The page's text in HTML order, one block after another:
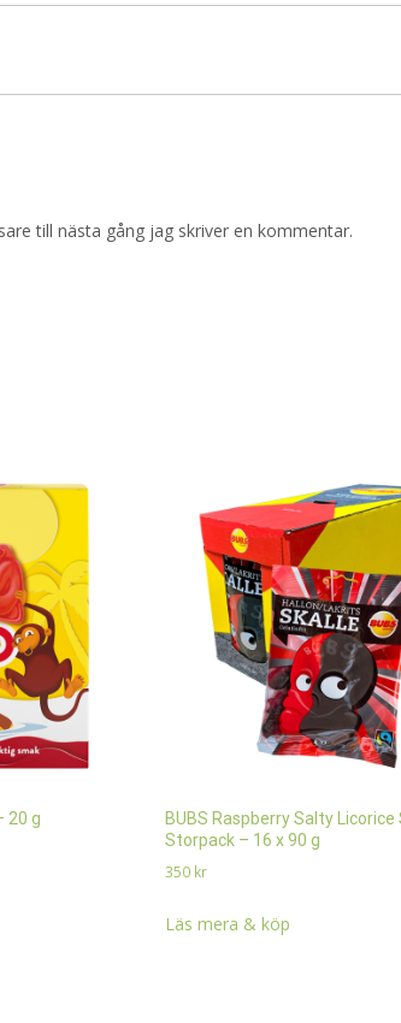
till nästa gång jag skriver en kommentar.
20 g
BUBS Raspberry Salty Licorice
Storpack – 16 x 90 g
350 kr
Läs mera & köp